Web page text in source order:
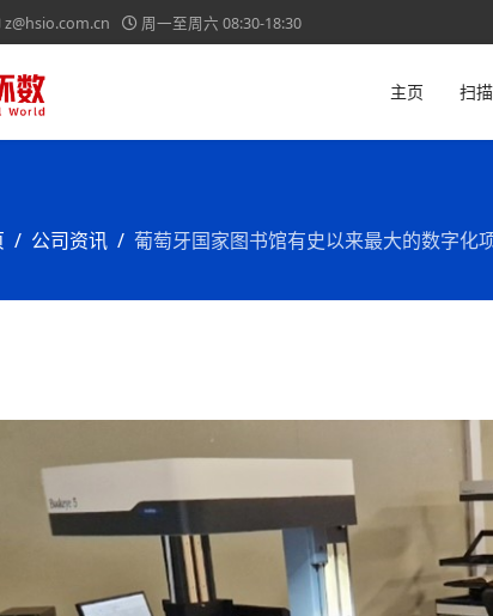
z@hsio.com.cn 周一至周六 08:30-18:30
主页 扫
公司资讯 葡萄牙国家图书馆有史以来最大的数字化